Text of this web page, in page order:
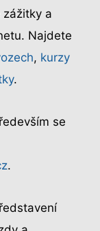
a
Najdete
, kurzy
.
se
.